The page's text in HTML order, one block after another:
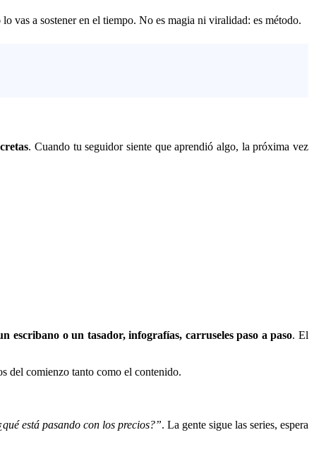
vas a sostener en el tiempo. No es magia ni viralidad: es método.
. Cuando tu seguidor siente que aprendió algo, la próxima vez
escribano o un tasador, infografías, carruseles paso a paso. El
del comienzo tanto como el contenido.
está pasando con los precios?”. La gente sigue las series, espera